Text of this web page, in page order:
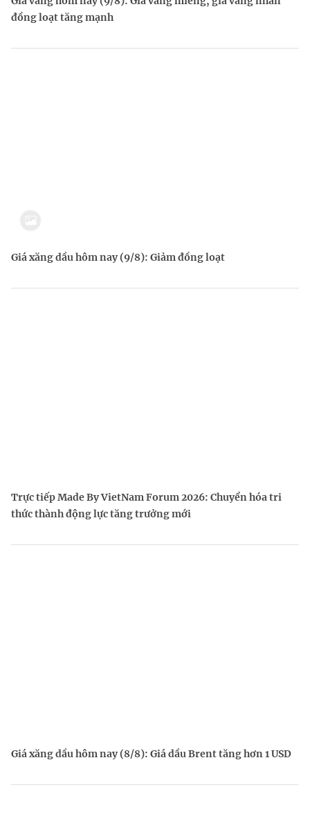
đồng loạt tăng mạnh
Giá xăng dầu hôm nay (9/8): Giảm đồng loạt
Trực tiếp Made By VietNam Forum 2026: Chuyển hóa tri
thức thành động lực tăng trưởng mới
Giá xăng dầu hôm nay (8/8): Giá dầu Brent tăng hơn 1 USD